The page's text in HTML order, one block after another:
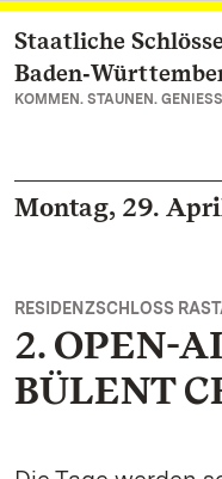
Zum Hauptinhalt
Staatliche
KOMMEN. STAUNEN.
Montag, 29.
RESIDENZSCHLOSS
2. OPEN-
BÜLENT